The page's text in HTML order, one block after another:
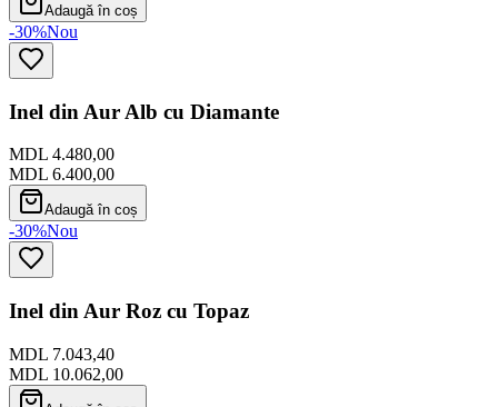
Adaugă în coș
-30%Nou
Inel din Aur Alb cu Diamante
MDL 4.480,00
MDL 6.400,00
Adaugă în coș
-30%Nou
Inel din Aur Roz cu Topaz
MDL 7.043,40
MDL 10.062,00